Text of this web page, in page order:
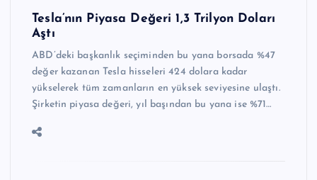
Tesla’nın Piyasa Değeri 1,3 Trilyon Doları
Aştı
ABD’deki başkanlık seçiminden bu yana borsada %47
değer kazanan Tesla hisseleri 424 dolara kadar
yükselerek tüm zamanların en yüksek seviyesine ulaştı.
Şirketin piyasa değeri, yıl başından bu yana ise %71…